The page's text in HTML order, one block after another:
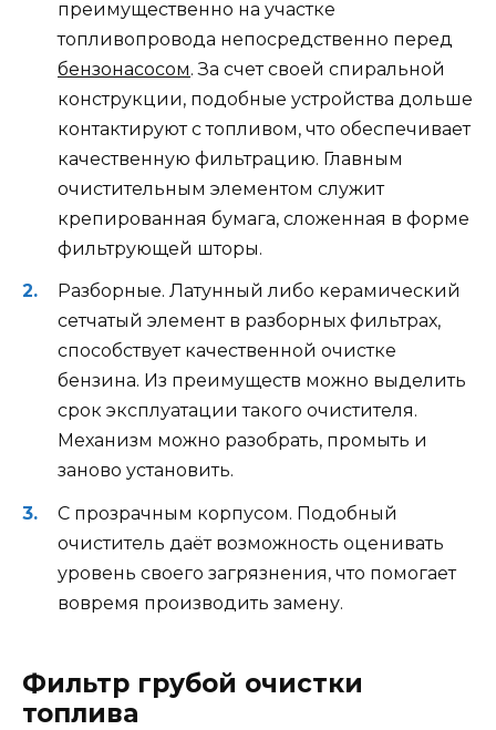
преимущественно на участке
топливопровода непосредственно перед
бензонасосом. За счет своей спиральной
конструкции, подобные устройства дольше
контактируют с топливом, что обеспечивает
качественную фильтрацию. Главным
очистительным элементом служит
крепированная бумага, сложенная в форме
фильтрующей шторы.
Разборные. Латунный либо керамический
сетчатый элемент в разборных фильтрах,
способствует качественной очистке
бензина. Из преимуществ можно выделить
срок эксплуатации такого очистителя.
Механизм можно разобрать, промыть и
заново установить.
С прозрачным корпусом. Подобный
очиститель даёт возможность оценивать
уровень своего загрязнения, что помогает
вовремя производить замену.
Фильтр грубой очистки
топлива